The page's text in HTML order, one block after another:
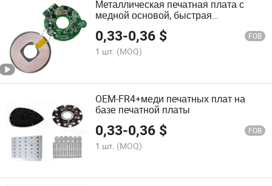
Металлическая печатная плата с
медной основой, быстрая
прототипизация, массовое
производство, сертифицированный
завод ISO/ RoHS/ Reach
0,33-0,36 $ FOB
1 шт. (MOQ)
OEM-FR4+меди печатных плат на
базе печатной платы
0,33-0,36 $ FOB
1 шт. (MOQ)